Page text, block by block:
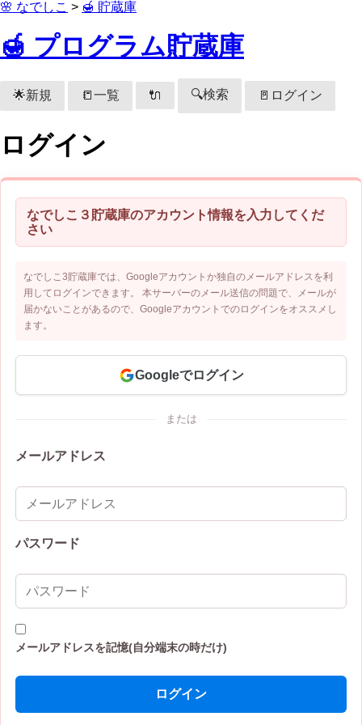
🌸 なでしこ > 🍯 貯蔵庫
🍯 プログラム貯蔵庫
🌟新規 📒一覧 🔌 🔍検索 🚪ログイン
ログイン
なでしこ３貯蔵庫のアカウント情報を入力してくだ
さい
なでしこ3貯蔵庫では、Googleアカウントか独自のメールアドレスを利
用してログインできます。 本サーバーのメール送信の問題で、メールが
届かないことがあるので、Googleアカウントでのログインをオススメし
ます。
Googleでログイン
または
メールアドレス
パスワード
メールアドレスを記憶(自分端末の時だけ)
ログイン